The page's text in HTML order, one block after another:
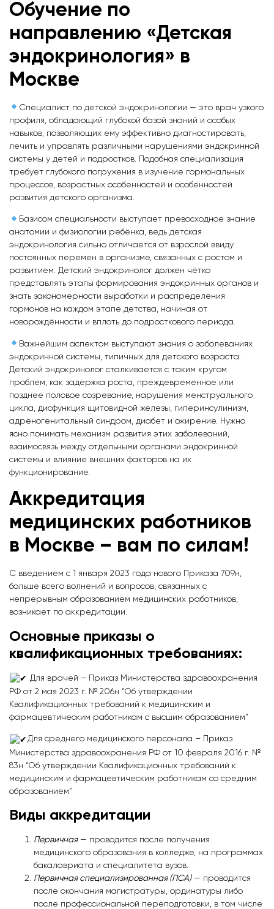
Обучение по
направлению «Детская
эндокринология» в
Москве
Специалист по детской эндокринологии — это врач узкого
профиля, обладающий глубокой базой знаний и особых
навыков, позволяющих ему эффективно диагностировать,
лечить и управлять различными нарушениями эндокринной
системы у детей и подростков. Подобная специализация
требует глубокого погружения в изучение гормональных
процессов, возрастных особенностей и особенностей
развития детского организма.
Базисом специальности выступает превосходное знание
анатомии и физиологии ребёнка, ведь детская
эндокринология сильно отличается от взрослой ввиду
постоянных перемен в организме, связанных с ростом и
развитием. Детский эндокринолог должен чётко
представлять этапы формирования эндокринных органов и
знать закономерности выработки и распределения
гормонов на каждом этапе детства, начиная от
новорождённости и вплоть до подросткового периода.
Важнейшим аспектом выступают знания о заболеваниях
эндокринной системы, типичных для детского возраста.
Детский эндокринолог сталкивается с таким кругом
проблем, как задержка роста, преждевременное или
позднее половое созревание, нарушения менструального
цикла, дисфункция щитовидной железы, гиперинсулинизм,
адреногенитальный синдром, диабет и ожирение. Нужно
ясно понимать механизм развития этих заболеваний,
взаимосвязь между отдельными органами эндокринной
системы и влияние внешних факторов на их
функционирование.
Аккредитация
медицинских работников
в Москве – вам по силам!
С введением с 1 января 2023 года нового Приказа 709н,
больше всего волнений и вопросов, связанных с
непрерывным образованием медицинских работников,
возникает по аккредитации.
Основные приказы о
квалификационных требованиях:
Для врачей – Приказ Министерства здравоохранения
РФ от 2 мая 2023 г. № 206н “Об утверждении
Квалификационных требований к медицинским и
фармацевтическим работникам с высшим образованием”
Для среднего медицинского персонала – Приказ
Министерства здравоохранения РФ от 10 февраля 2016 г. №
83н “Об утверждении Квалификационных требований к
медицинским и фармацевтическим работникам со средним
образованием”
Виды аккредитации
Первичная— проводится после получения
медицинского образования в колледже, на программах
бакалавриата и специалитета вузов.
Первичная специализированная (ПСА)— проводится
после окончания магистратуры, ординатуры либо
после профессиональной переподготовки, в том числе